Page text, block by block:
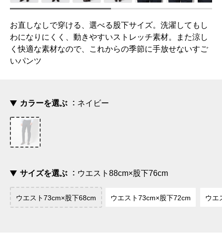
お直しなしで穿ける、選べる股下サイズ。洗濯してもし
わになりにくく、動きやすいストレッチ素材。また涼し
く快適な素材なので、これからの季節に手放せないすご
いパンツ
カラーを選ぶ ネイビー
サイズを選ぶ ウエスト88cm×股下76cm
ウエスト73cm×股下68cm ウエスト73cm×股下72cm ウエ